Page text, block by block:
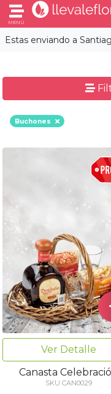
Estas enviando a
MENÚ
Buchones
Ver Detalle
Canasta
SKU CAN0029